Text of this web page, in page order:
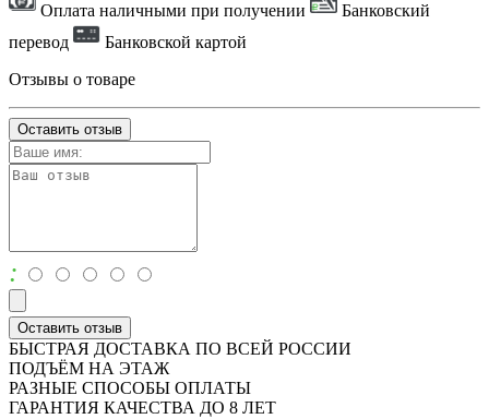
Оплата наличными при получении
Банковский
перевод
Банковской картой
Отзывы о товаре
Оставить отзыв
:
Оставить отзыв
БЫСТРАЯ ДОСТАВКА ПО ВСЕЙ РОССИИ
ПОДЪЁМ НА ЭТАЖ
РАЗНЫЕ СПОСОБЫ ОПЛАТЫ
ГАРАНТИЯ КАЧЕСТВА ДО 8 ЛЕТ